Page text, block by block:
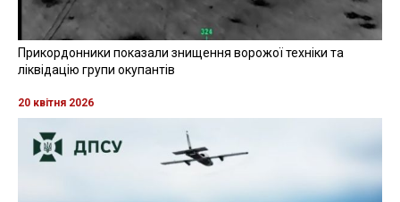
Прикордонники показали знищення ворожої техніки та
ліквідацію групи окупантів
20 квітня 2026